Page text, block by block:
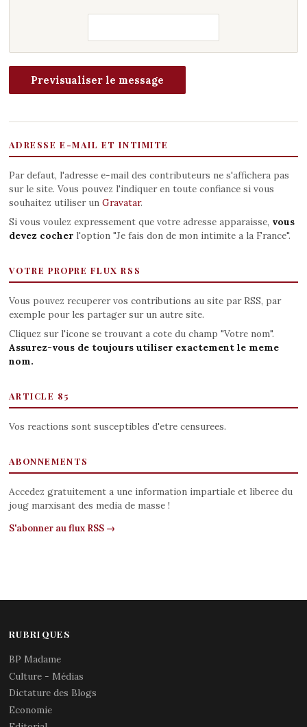
ADRESSE E-MAIL ET INTIMITE
Par defaut, l'adresse e-mail des contributeurs ne s'affichera pas
sur le site. Vous pouvez l'indiquer en toute confiance si vous
souhaitez utiliser un Gravatar.
Si vous voulez expressement que votre adresse apparaisse, vous
devez cocherl'option "Je fais don de mon intimite a la France".
VOTRE PROPRE FLUX RSS
Vous pouvez recuperer vos contributions au site par RSS, par
exemple pour les partager sur un autre site.
Cliquez sur l'icone se trouvant a cote du champ "Votre nom".
Assurez-vous de toujours utiliser exactement le meme
nom.
ARTICLE 85
Vos reactions sont susceptibles d'etre censurees.
ABONNEMENTS
Accedez gratuitement a une information impartiale et liberee du
joug marxisant des media de masse !
S'abonner au flux RSS →
RUBRIQUES
BP Madame
Culture - Médias
Dictature des Blogs
Economie